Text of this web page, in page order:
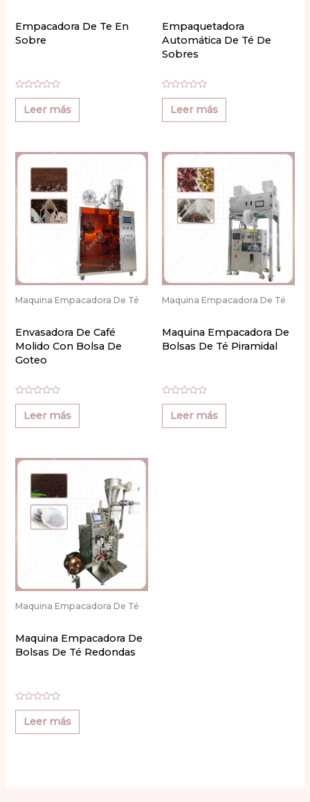
Empacadora De Te En
Sobre
Valorado
con
de
Leer más
Empaquetadora
Automática De Té De
Sobres
Valorado
con
de
Leer más
Maquina Empacadora De Té
Envasadora De Café
Molido Con Bolsa De
Goteo
Valorado
con
de
Leer más
Maquina Empacadora De Té
Maquina Empacadora De
Bolsas De Té Piramidal
Valorado
con
de
Leer más
Maquina Empacadora De Té
Maquina Empacadora De
Bolsas De Té Redondas
Valorado
con
de
Leer más